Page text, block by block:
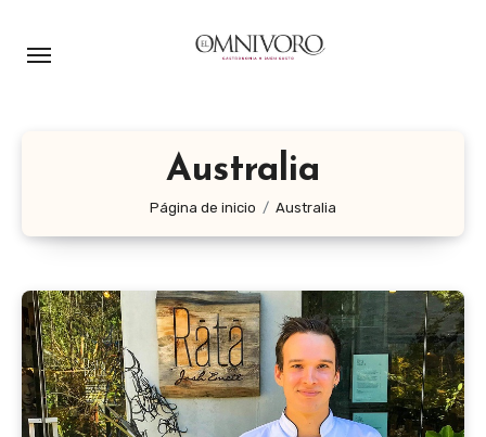
Australia
Página de inicio Australia